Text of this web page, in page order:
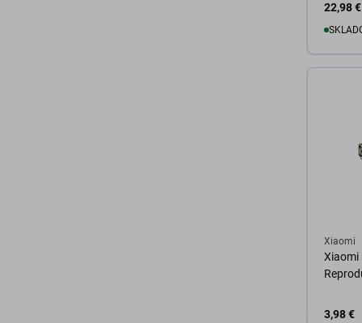
22,98 €
Xiaomi
Xiaomi
3,98 €